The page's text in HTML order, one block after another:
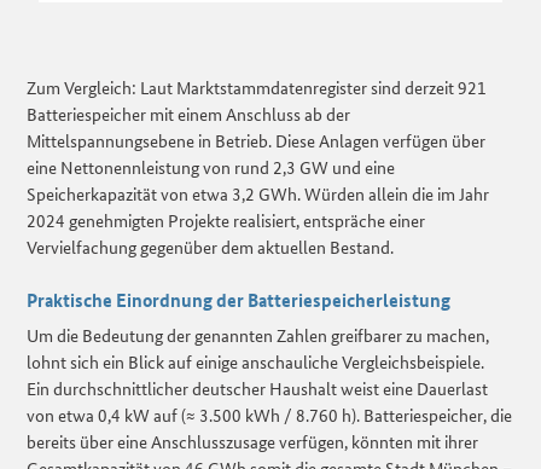
Zum Vergleich: Laut Marktstammdatenregister sind derzeit 921
Batteriespeicher mit einem Anschluss ab der
Mittelspannungsebene in Betrieb. Diese Anlagen verfügen über
eine Nettonennleistung von rund 2,3 GW und eine
Speicherkapazität von etwa 3,2 GWh. Würden allein die im Jahr
2024 genehmigten Projekte realisiert, entspräche einer
Vervielfachung gegenüber dem aktuellen Bestand.
Praktische Einordnung der Batteriespeicherleistung
Um die Bedeutung der genannten Zahlen greifbarer zu machen,
lohnt sich ein Blick auf einige anschauliche Vergleichsbeispiele.
Ein durchschnittlicher deutscher Haushalt weist eine Dauerlast
von etwa 0,4 kW auf (≈ 3.500 kWh / 8.760 h). Batteriespeicher, die
bereits über eine Anschlusszusage verfügen, könnten mit ihrer